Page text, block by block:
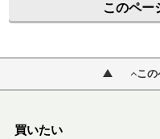
このペー
この
買いたい